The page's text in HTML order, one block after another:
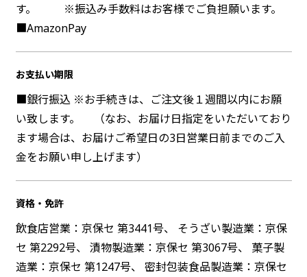
す。 ※振込み手数料はお客様でご負担願います。
■AmazonPay
お支払い期限
■銀行振込 ※お手続きは、ご注文後１週間以内にお願
い致します。 （なお、お届け日指定をいただいており
ます場合は、お届けご希望日の3日営業日前までのご入
金をお願い申し上げます）
資格・免許
飲食店営業：京保セ 第3441号、 そうざい製造業：京保
セ 第2292号、 漬物製造業：京保セ 第3067号、 菓子製
造業：京保セ 第1247号、 密封包装食品製造業：京保セ